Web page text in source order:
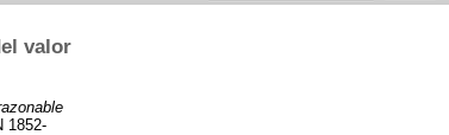
valor
1852-